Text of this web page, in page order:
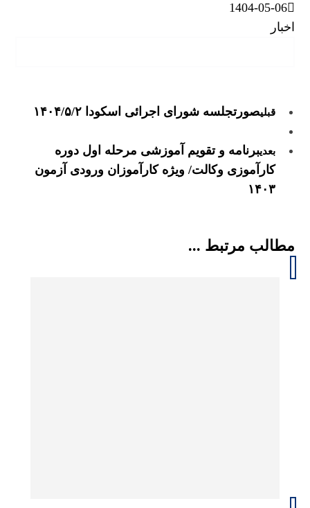
1404-05-06
اخبار
قبلیصورتجلسه شورای اجرائی اسکودا ۱۴۰۴/۵/۲
بعدیبرنامه و تقویم آموزشی مرحله اول دوره
کارآموزی وکالت/ ویژه کارآموزان ورودی آزمون
۱۴۰۳
مطالب مرتبط ...